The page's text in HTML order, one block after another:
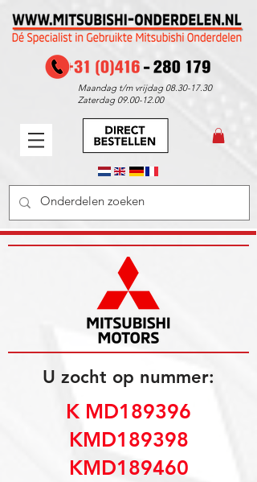
Maandag t/m vrijdag 08.30-17.30
Zaterdag 09.00-12.00
U zocht op nummer:
K MD189396
KMD189398
KMD189460